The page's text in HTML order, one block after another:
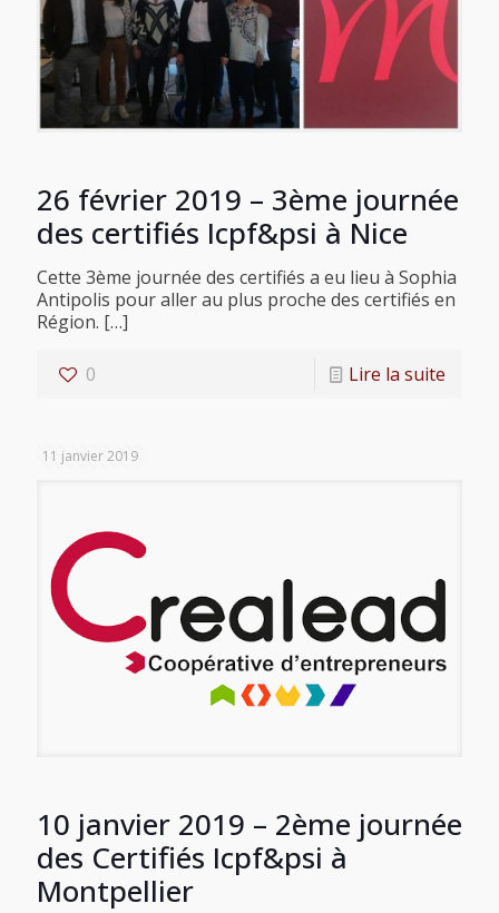
26 février 2019 – 3ème journée
des certifiés Icpf&psi à Nice
Cette 3ème journée des certifiés a eu lieu à Sophia
Antipolis pour aller au plus proche des certifiés en
Région. […]
0 Lire la suite
11 janvier 2019
10 janvier 2019 – 2ème journée
des Certifiés Icpf&psi à
Montpellier